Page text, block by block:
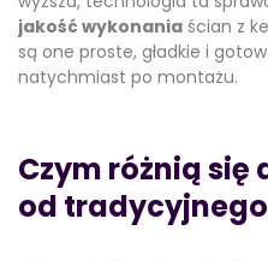
jakość wykonania ścian z
są one proste, gładkie i
natychmiast po montażu.
Czym różnią się
od